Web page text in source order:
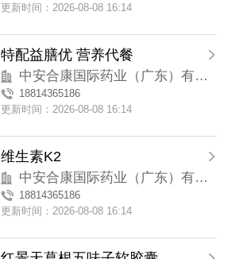
更新时间：2026-08-08 16:14
特配益膳优 营养代餐
中安合康国际药业（广东）有限公司
18814365186
更新时间：2026-08-08 16:14
维生素K2
中安合康国际药业（广东）有限公司
18814365186
更新时间：2026-08-08 16:14